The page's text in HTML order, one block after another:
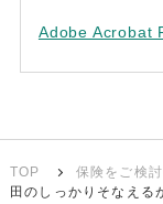
Adobe Acrobat
TOP 保険をご検
田のしっかりそなえる